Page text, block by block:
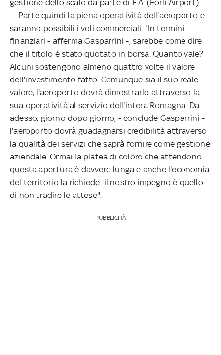
gestione dello scalo da parte di F.A. (Forlì Airport).
Parte quindi la piena operatività dell'aeroporto e
saranno possibili i voli commerciali. "In termini
finanziari - afferma Gasparrini -, sarebbe come dire
che il titolo è stato quotato in borsa. Quanto vale?
Alcuni sostengono almeno quattro volte il valore
dell'investimento fatto. Comunque sia il suo reale
valore, l'aeroporto dovrà dimostrarlo attraverso la
sua operatività al servizio dell'intera Romagna. Da
adesso, giorno dopo giorno, - conclude Gasparrini -
l'aeroporto dovrà guadagnarsi credibilità attraverso
la qualità dei servizi che saprà fornire come gestione
aziendale. Ormai la platea di coloro che attendono
questa apertura è davvero lunga e anche l'economia
del territorio la richiede: il nostro impegno è quello
di non tradire le attese".
PUBBLICITÀ